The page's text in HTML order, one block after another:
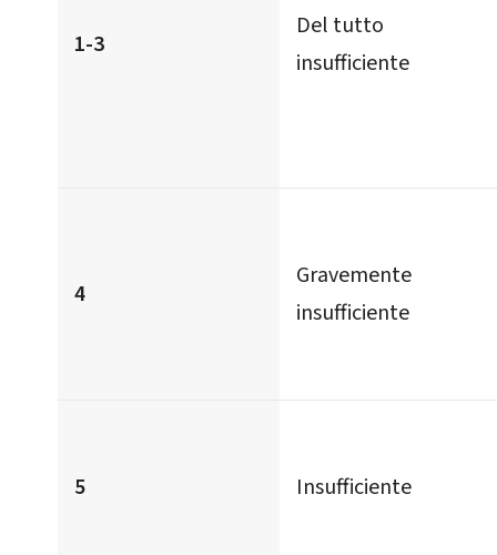
1-3
Del tutto
insufficiente
4
Gravemente
insufficiente
5 Insufficiente